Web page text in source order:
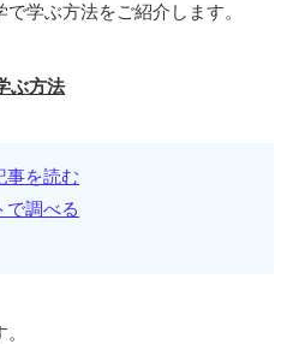
学ぶ方法をご紹介します。
ぶ方法
事を読む
で調べる